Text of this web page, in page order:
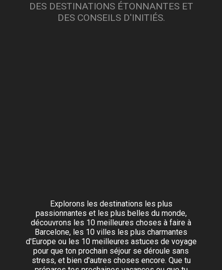
DES DESTINATIONS ÉTONNANTES ET
DES CONSEILS D'INITIÉS.
Explorons les destinations les plus
passionnantes et les plus belles du monde,
découvrons les 10 meilleures choses à faire à
Barcelone, les 10 villes les plus charmantes
d'Europe ou les 10 meilleures astuces de voyage
pour que ton prochain séjour se déroule sans
stress, et bien d'autres choses encore. Que tu